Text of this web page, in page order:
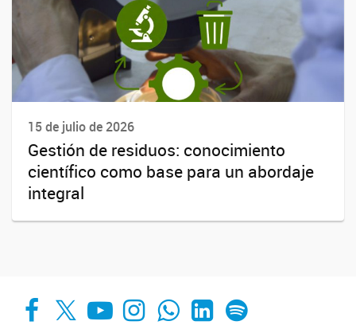
15 de julio de 2026
Gestión de residuos: conocimiento
científico como base para un abordaje
integral
Facebook
X YouTube
Instagram
Whats AppLinkedIn
Spotify